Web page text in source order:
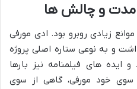
مدت و چالش ها
زیادی روبرو بود. ادی مورفی
و به نوعی ستاره اصلی پروژه
ایده های فیلمنامه نیز بارها
خود مورفی، گاهی از سوی